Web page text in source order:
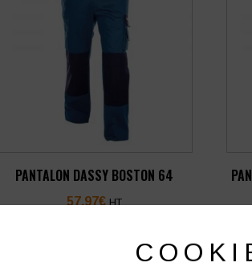
PANTALON DASSY BOSTON 64
57,97€ HT
VOIR PLUS D'INFOS